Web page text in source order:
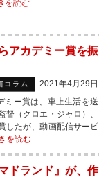
を読む
アカデミー賞を振
コラム
2021年4月29日
ー賞は、車上生活を送
（クロエ・ジャロ）、
したが、動画配信サービ
を読む
ドランド』が、作